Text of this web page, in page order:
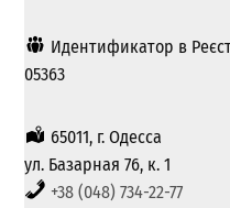
Идентификатор в
05363
65011, г. Одесса
ул. Базарная 76, к. 1
+38 (048) 734-22-77